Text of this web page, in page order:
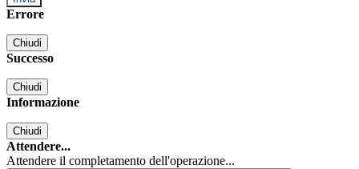
Errore
Chiudi
Successo
Chiudi
Informazione
Chiudi
Attendere...
Attendere il completamento dell'operazione...